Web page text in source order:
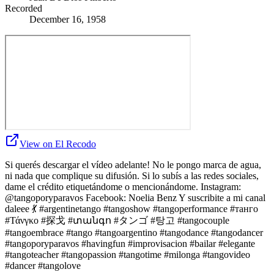
Recorded
December 16, 1958
View on El Recodo
Si querés descargar el vídeo adelante! No le pongo marca de agua,
ni nada que complique su difusión. Si lo subís a las redes sociales,
dame el crédito etiquetándome o mencionándome. Instagram:
@tangoporyparavos Facebook: Noelia Benz Y suscribite a mi canal
daleee 💃 #argentinetango #tangoshow #tangoperformance #танго
#Τάνγκο #探戈 #տանգո #タンゴ #탕고 #tangocouple
#tangoembrace #tango #tangoargentino #tangodance #tangodancer
#tangoporyparavos #havingfun #improvisacion #bailar #elegante
#tangoteacher #tangopassion #tangotime #milonga #tangovideo
#dancer #tangolove